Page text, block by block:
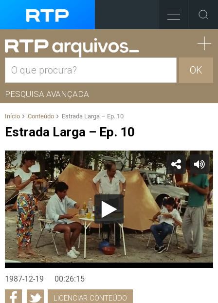
OK
PESQUISA AVANÇADA
Início Conteúdo Estrada Larga – Ep. 10
Estrada Larga – Ep. 10
1987-12-19 00:26:15
LICENCIAR CONTEÚDO